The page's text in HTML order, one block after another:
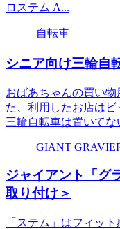
ロステム A...
自転車
シニア向け三輪自
おばあちゃんの買い
た、利用したお店は
三輪自転車は置いてな
GIANT
ジャイアント「グ
取り付け＞
「ステム」はフィッ